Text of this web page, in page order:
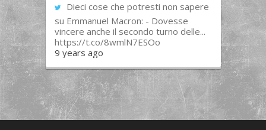
Dieci cose che potresti non sapere
su Emmanuel Macron: - Dovesse
vincere anche il secondo turno delle...
https://t.co/8wmlN7ESOo
9 years ago